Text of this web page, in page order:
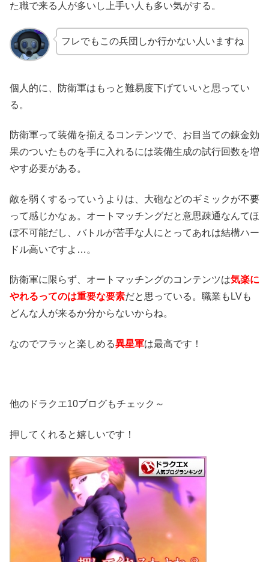
た職で来る人が多いし上手い人も多い気がする。
フレでもこの兵団しか行かない人いますね
個人的に、防衛軍はもっと難易度下げていいと思ってい
る。
防衛軍って装備を揃えるコンテンツで、お目当ての錬金効
果のついたものを手に入れるには装備生成の試行回数を増
やす必要がある。
敵を弱くするっていうよりは、大砲などのギミックが不要
って感じかなぁ。オートマッチングだと意思疎通なんてほ
ぼ不可能だし、バトルが苦手な人にとってあれは結構ハー
ドル高いですよ…。
防衛軍に限らず、オートマッチングのコンテンツは気楽に
やれるってのは重要な要素だと思っている。職業もLVも
どんな人が来るか分からないからね。
なのでフラッと楽しめる異星軍は最高です！
他のドラクエ10ブログもチェック～
押してくれると嬉しいです！